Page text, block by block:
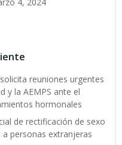
reuniones urgentes
y la AEMPS ante el
hormonales
de rectificación de sexo
personas extranjeras